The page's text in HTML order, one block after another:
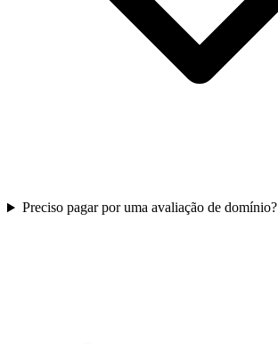
Preciso pagar por uma avaliação de domínio?